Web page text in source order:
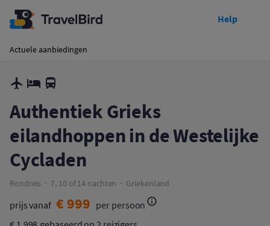
Help
Actuele aanbiedingen
Toon prijzen
Authentiek Grieks
eilandhoppen in de Westelijke
Cycladen
Rondreis 7, 10 of 14 nachten Griekenland
prijs vanaf € 999 per persoon